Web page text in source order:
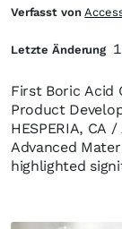
First Boric Acid
Product
HESPERIA, CA
Advanced
highlighted
Verfasst von
Letzte Änderung